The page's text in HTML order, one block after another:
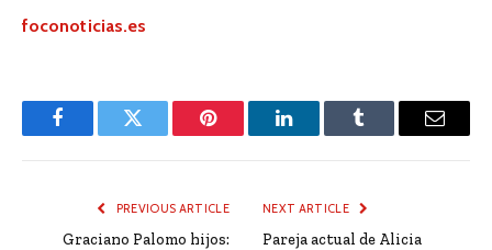
foconoticias.es
FacebookTwitter Pinterest LinkedInTumblr Email
PREVIOUS ARTICLE
Graciano Palomo hijos:
NEXT ARTICLE
Pareja actual de Alicia